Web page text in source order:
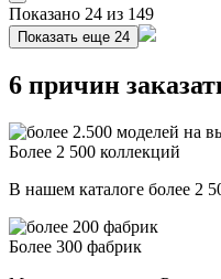
Показано 24 из 149
Показать еще 24
6 причин
Более 2 500 коллекций
В нашем каталоге более 2
Более 300 фабрик